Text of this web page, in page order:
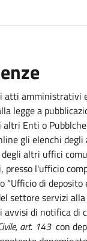
atti amministrativi
legge a
altri Enti o
gli elenchi
altri uffici
presso l'ufficio
“Ufficio di
settore servizi
avvisi di notifica di
art. 143con